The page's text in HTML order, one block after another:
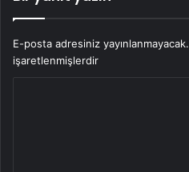
E-posta adresiniz yayınlanmayacak.
işaretlenmişlerdir